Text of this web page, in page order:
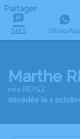
Partager
SMS WhatsApp
Marthe
née REYSZ
décédée le 1